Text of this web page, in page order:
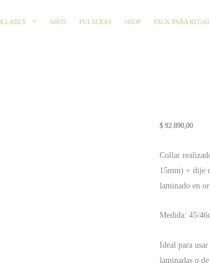
AROS PULSERAS SHOP PACK PARA
$ 92.890,00
Collar
15mm) + dije
laminado en
Medida: 45/
Ideal para
laminadas o de